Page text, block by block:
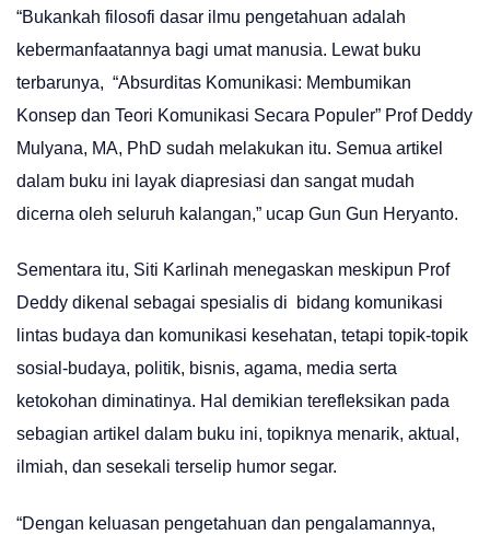
“Bukankah filosofi dasar ilmu pengetahuan adalah
kebermanfaatannya bagi umat manusia. Lewat buku
terbarunya, “Absurditas Komunikasi: Membumikan
Konsep dan Teori Komunikasi Secara Populer” Prof Deddy
Mulyana, MA, PhD sudah melakukan itu. Semua artikel
dalam buku ini layak diapresiasi dan sangat mudah
dicerna oleh seluruh kalangan,” ucap Gun Gun Heryanto.
Sementara itu, Siti Karlinah menegaskan meskipun Prof
Deddy dikenal sebagai spesialis di bidang komunikasi
lintas budaya dan komunikasi kesehatan, tetapi topik-topik
sosial-budaya, politik, bisnis, agama, media serta
ketokohan diminatinya. Hal demikian terefleksikan pada
sebagian artikel dalam buku ini, topiknya menarik, aktual,
ilmiah, dan sesekali terselip humor segar.
“Dengan keluasan pengetahuan dan pengalamannya,